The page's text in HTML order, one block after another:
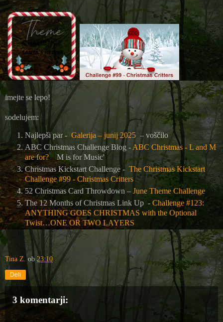
imejte se lepo!
sodelujem:
Najlepši par - Galerija – junij 2025 – voščilo
ABC Christmas Challenge Blog - ABC Christmas - L and M
are for?M is for Music'
Christmas Kickstart Challenge - The Christmas Kickstart
Challenge #99 - Christmas Critters
52 Christmas Card Throwdown – June Theme Challenge
The 12 Months of Christmas Link Up - Challenge #123:
ANYTHING GOES CHRISTMAS with the Optional
Twist…ONE OR TWO LAYERS
Tina Z. ob 23:10
Deli
3 komentarji: